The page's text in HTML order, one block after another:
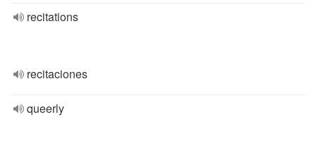
recitations
recitaciones
queerly